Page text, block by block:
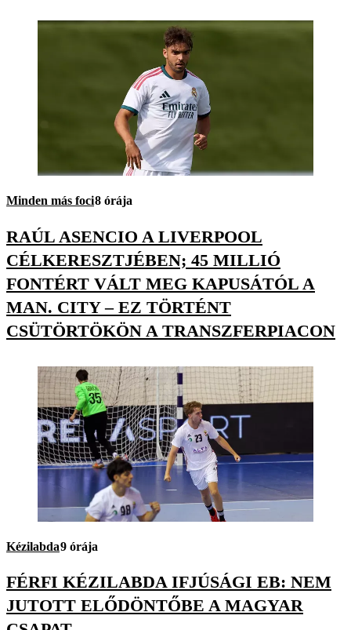
Minden más foci8 órája
RAÚL ASENCIO A LIVERPOOL
CÉLKERESZTJÉBEN; 45 MILLIÓ
FONTÉRT VÁLT MEG KAPUSÁTÓL A
MAN. CITY – EZ TÖRTÉNT
CSÜTÖRTÖKÖN A TRANSZFERPIACON
Kézilabda9 órája
FÉRFI KÉZILABDA IFJÚSÁGI EB: NEM
JUTOTT ELŐDÖNTŐBE A MAGYAR